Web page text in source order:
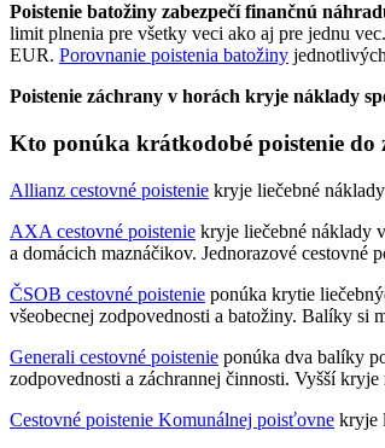
Poistenie batožiny zabezpečí finančnú
limit plnenia pre všetky veci ako aj pre jednu
EUR. Porovnanie poistenia batožiny
Poistenie záchrany v horách kryje náklady
Kto ponúka krátkodobé poistenie do
Allianz cestovné poistenie kryje liečebné
AXA cestovné poistenie kryje liečebné náklady
a domácich maznáčikov. Jednorazové cestovné
ČSOB cestovné poistenie ponúka krytie
všeobecnej zodpovednosti a batožiny. Balíky si
Generali cestovné poistenie ponúka dva balíky
zodpovednosti a záchrannej činnosti. Vyšší
Cestovné poistenie Komunálnej poisťovne kryje